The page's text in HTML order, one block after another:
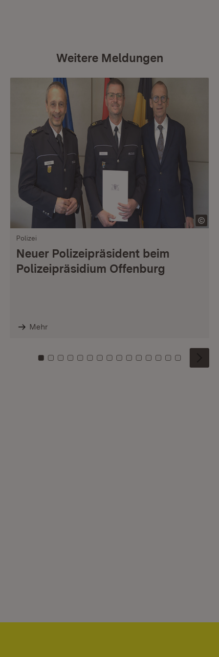
Weitere Meldungen
Polizei
Neuer Polizeipräsident beim
Polizeipräsidium Offenburg
Mehr
Zu Kachel: 0
Zu Kachel: 1
Zu Kachel: 2
Zu Kachel: 3
Zu Kachel: 4
Zu Kachel: 5
Zu Kachel: 6
Zu Kachel: 7
Zu Kachel: 8
Zu Kachel: 9
Zu Kachel: 10
Zu Kachel: 11
Zu Kachel: 12
Zu Kachel:
Zu